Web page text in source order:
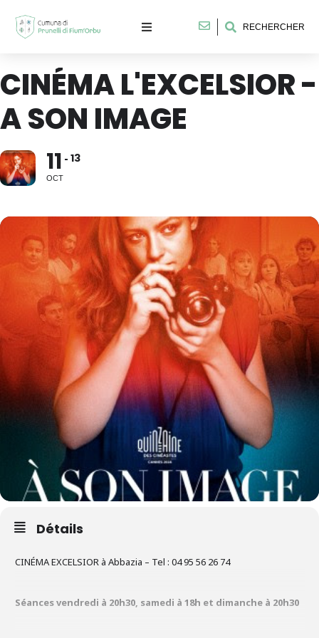
RECHERCHER
CINÉMA L'EXCELSIOR -
A SON IMAGE
11
OCT
13
Détails
CINÉMA EXCELSIOR à Abbazia – Tel : 04 95 56 26 74
Séances vendredi à 20h30, samedi à 18h et dimanche à 20h30